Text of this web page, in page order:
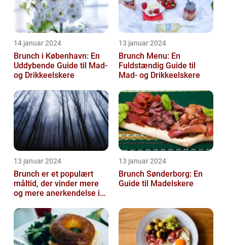
14 januar 2024
Brunch i København: En
Uddybende Guide til Mad-
og Drikkeelskere
13 januar 2024
Brunch Menu: En
Fuldstændig Guide til
Mad- og Drikkeelskere
13 januar 2024
Brunch er et populært
måltid, der vinder mere
og mere anerkendelse i
verden
13 januar 2024
Brunch Sønderborg: En
Guide til Madelskere